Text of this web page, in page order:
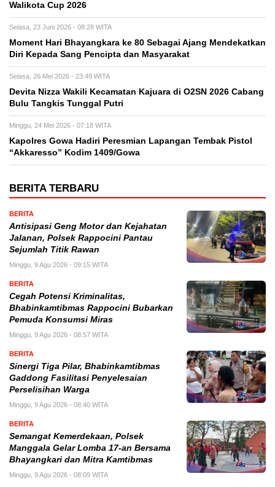
Walikota Cup 2026
Selasa, 23 Juni 2026 - 08:28 WITA
Moment Hari Bhayangkara ke 80 Sebagai Ajang Mendekatkan
Diri Kepada Sang Pencipta dan Masyarakat
Selasa, 26 Mei 2026 - 23:49 WITA
Devita Nizza Wakili Kecamatan Kajuara di O2SN 2026 Cabang
Bulu Tangkis Tunggal Putri
Minggu, 24 Mei 2026 - 07:18 WITA
Kapolres Gowa Hadiri Peresmian Lapangan Tembak Pistol
“Akkaresso” Kodim 1409/Gowa
BERITA TERBARU
BERITA
Antisipasi Geng Motor dan Kejahatan
Jalanan, Polsek Rappocini Pantau
Sejumlah Titik Rawan
Minggu, 9 Agu 2026 - 09:15 WITA
BERITA
Cegah Potensi Kriminalitas,
Bhabinkamtibmas Rappocini Bubarkan
Pemuda Konsumsi Miras
Minggu, 9 Agu 2026 - 08:57 WITA
BERITA
Sinergi Tiga Pilar, Bhabinkamtibmas
Gaddong Fasilitasi Penyelesaian
Perselisihan Warga
Minggu, 9 Agu 2026 - 08:40 WITA
BERITA
Semangat Kemerdekaan, Polsek
Manggala Gelar Lomba 17-an Bersama
Bhayangkari dan Mitra Kamtibmas
Minggu, 9 Agu 2026 - 08:09 WITA